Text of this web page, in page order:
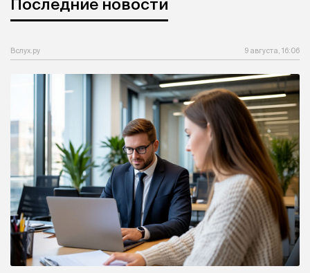
Последние новости
Вслух.ру 9 августа, 16:06